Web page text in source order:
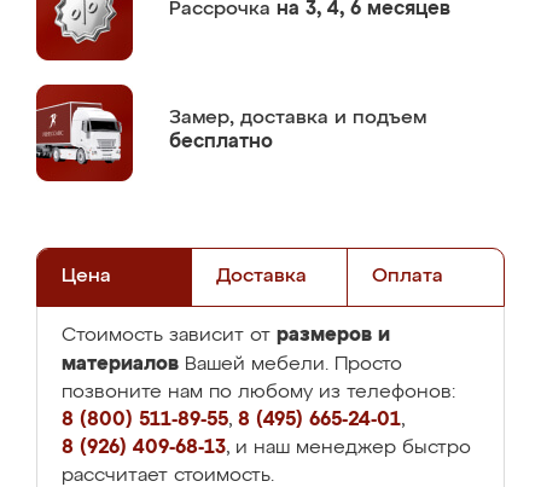
Рассрочка на 3, 4, 6 месяцев
Замер, доставка и подъем
бесплатно
Цена Доставка Оплата
Стоимость зависит от размеров и
материалов Вашей мебели. Просто
позвоните нам по любому из телефонов:
8 (800) 511-89-55, 8 (495) 665-24-01,
8 (926) 409-68-13, и наш менеджер быстро
рассчитает стоимость.